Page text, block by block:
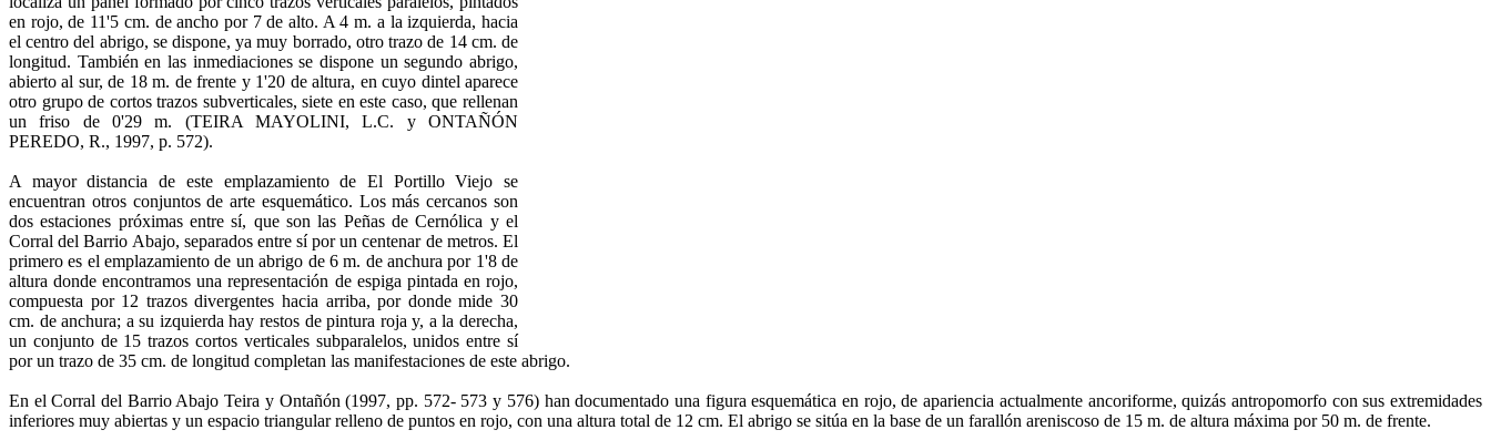
en rojo, de 11'5 cm. de ancho por 7 de alto. A 4 m. a la izquierda, hacia
el centro del abrigo, se dis­pone, ya muy borrado, otro trazo de 14 cm. de
longitud. Tam­bién en las inmediaciones se dispone un segundo abrigo,
abier­to al sur, de 18 m. de frente y 1'20 de altura, en cuyo dintel apa­rece
otro grupo de cortos trazos subverticales, siete en este ca­so, que rellenan
un friso de 0'29 m. (TEIRA MAYOLINI, L.C. y ONTAÑÓN
PEREDO, R., 1997, p. 572).
A mayor distancia de este emplazamiento de El Portillo Vie­jo se
encuentran otros conjuntos de arte esquemático. Los más cercanos son
dos estaciones próximas entre sí, que son las Pe­ñas de Cernólica y el
Corral del Barrio Abajo, separados entre sí por un centenar de metros. El
primero es el emplazamiento de un abrigo de 6 m. de anchura por 1'8 de
altura donde encontra­mos una representación de espiga pintada en rojo,
compuesta por 12 trazos divergentes hacia arriba, por donde mide 30
cm. de anchura; a su izquierda hay restos de pintura roja y, a la derecha,
un conjunto de 15 trazos cortos verticales subparalelos, unidos entre sí
por un trazo de 35 cm. de longitud completan las manifestaciones de este abrigo.
En el Corral del Barrio Abajo Teira y Ontañón (1997, pp. 572- 573 y 576) han documentado una fi­gura esquemática en rojo, de aparien­cia actualmente ancoriforme, quizás antropomorfo con sus extremidades
inferiores muy abiertas y un espacio triangular relleno de puntos en rojo, con una altura total de 12 cm. El abri­go se sitúa en la base de un farallón areniscoso de 15 m. de altura máxima por 50 m. de frente.